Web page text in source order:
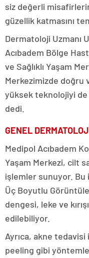
siz değerli
güzellik katmasını
Dermatoloji Uzmanı
Acıbadem Bölge
ve Sağlıklı Yaşam
Merkezimizde doğru
yüksek teknolojiyi
dedi.
GENEL
Medipol Acıbadem
Yaşam Merkezi, cilt
işlemler sunuyor. Bu
Üç Boyutlu
dengesi, leke ve
edilebiliyor.
Ayrıca, akne
peeling gibi